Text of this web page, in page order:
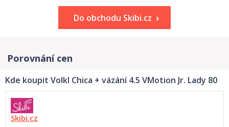
Do obchodu Skibi.cz
Porovnání cen
Kde koupit Volkl Chica + vázání 4.5 VMotion Jr. Lady 80
Skibi.cz